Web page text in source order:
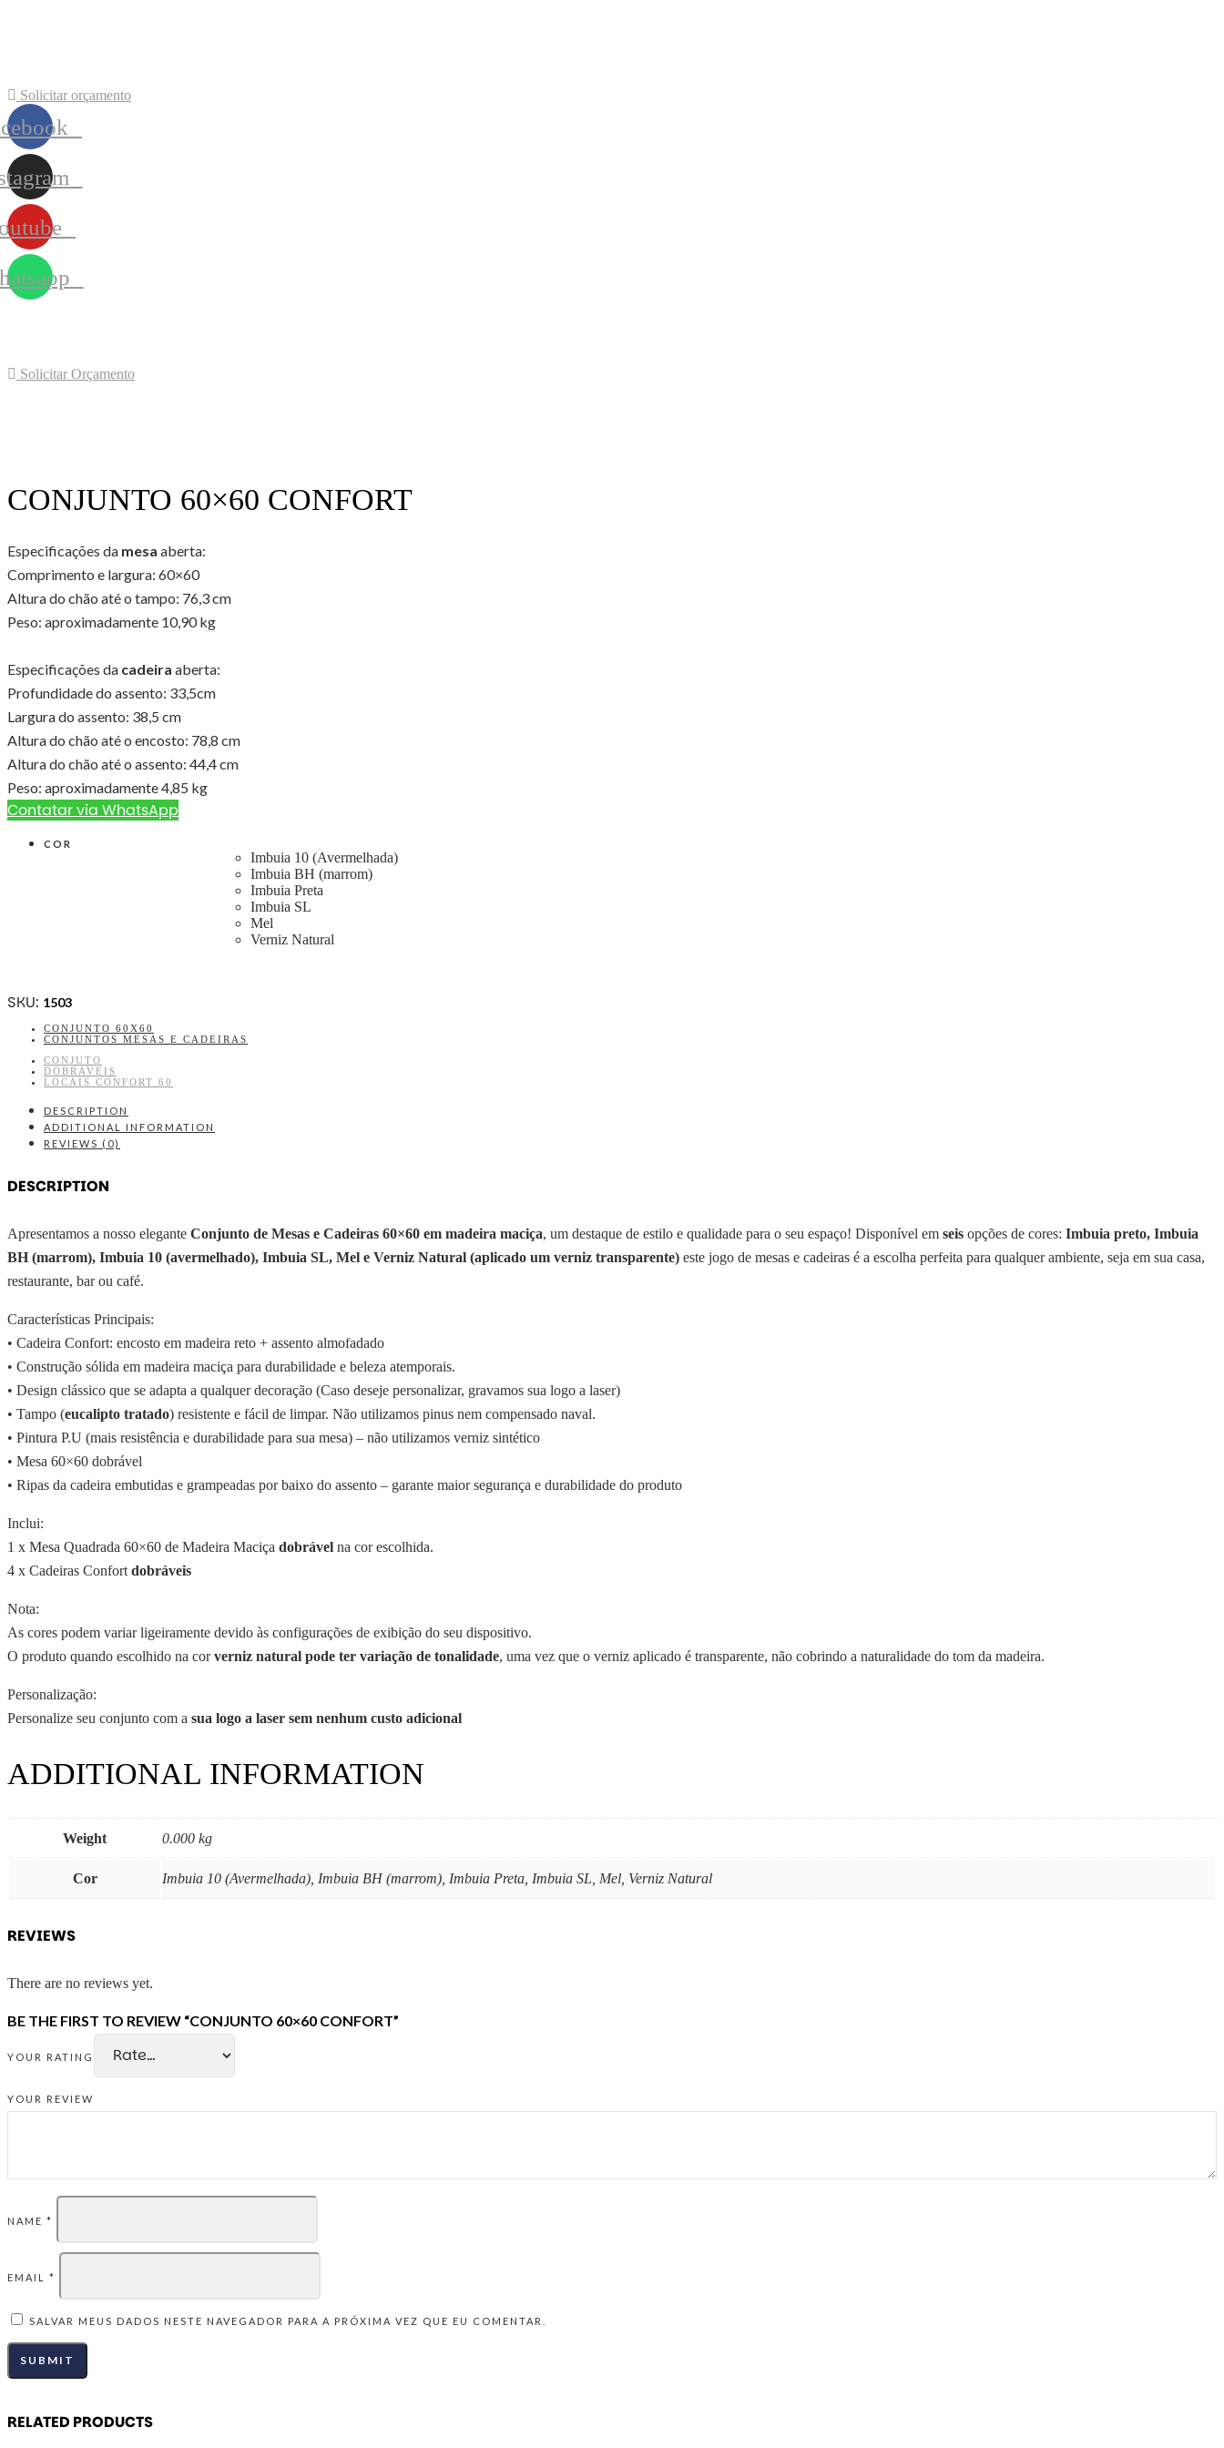
Solicitar orçamento
Solicitar Orçamento
CONJUNTO 60×60 CONFORT
Especificações da mesa aberta:
Comprimento e largura: 60×60
Altura do chão até o tampo: 76,3 cm
Peso: aproximadamente 10,90 kg
Especificações da cadeira aberta:
Profundidade do assento: 33,5cm
Largura do assento: 38,5 cm
Altura do chão até o encosto: 78,8 cm
Altura do chão até o assento: 44,4 cm
Peso: aproximadamente 4,85 kg
Contatar via WhatsApp
COR
Imbuia 10 (Avermelhada)
Imbuia BH (marrom)
Imbuia Preta
Imbuia SL
Mel
Verniz Natural
SKU: 1503
CONJUNTO 60X60
CONJUNTOS MESAS E CADEIRAS
CONJUTO
DOBRAVEIS
LOCAIS CONFORT 60
DESCRIPTION
ADDITIONAL INFORMATION
REVIEWS (0)
DESCRIPTION
Apresentamos a nosso elegante Conjunto de Mesas e Cadeiras 60×60 em madeira maciça, um destaque de estilo e qualidade para o seu espaço! Disponível em seis opções de cores: Imbuia preto, Imbuia
BH (marrom), Imbuia 10 (avermelhado), Imbuia SL, Mel e Verniz Natural (aplicado um verniz transparente) este jogo de mesas e cadeiras é a escolha perfeita para qualquer ambiente, seja em sua casa,
restaurante, bar ou café.
Características Principais:
• Cadeira Confort: encosto em madeira reto + assento almofadado
• Construção sólida em madeira maciça para durabilidade e beleza atemporais.
• Design clássico que se adapta a qualquer decoração (Caso deseje personalizar, gravamos sua logo a laser)
• Tampo (eucalipto tratado) resistente e fácil de limpar. Não utilizamos pinus nem compensado naval.
• Pintura P.U (mais resistência e durabilidade para sua mesa) – não utilizamos verniz sintético
• Mesa 60×60 dobrável
• Ripas da cadeira embutidas e grampeadas por baixo do assento – garante maior segurança e durabilidade do produto
Inclui:
1 x Mesa Quadrada 60×60 de Madeira Maciça dobrável na cor escolhida.
4 x Cadeiras Confort dobráveis
Nota:
As cores podem variar ligeiramente devido às configurações de exibição do seu dispositivo.
O produto quando escolhido na corverniz natural pode ter variação de tonalidade, uma vez que o verniz aplicado é transparente, não cobrindo a naturalidade do tom da madeira.
Personalização:
Personalize seu conjunto com a sua logo a laser sem nenhum custo adicional
ADDITIONAL INFORMATION
Weight 0.000 kg
Cor Imbuia 10 (Avermelhada), Imbuia BH (marrom), Imbuia Preta, Imbuia SL, Mel, Verniz Natural
REVIEWS
There are no reviews yet.
BE THE FIRST TO REVIEW “CONJUNTO 60×60 CONFORT”
YOUR RATING
YOUR REVIEW
NAME *
EMAIL *
SALVAR MEUS DADOS NESTE NAVEGADOR PARA A PRÓXIMA VEZ QUE EU COMENTAR.
RELATED PRODUCTS